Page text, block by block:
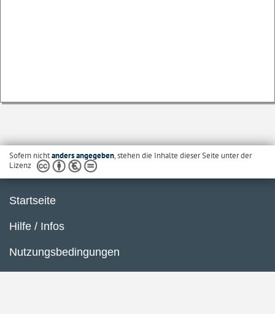
Sofern nichtanders angegeben, stehen die Inhalte dieser Seite unter der
Lizenz
Startseite
Hilfe / Infos
Nutzungsbedingungen